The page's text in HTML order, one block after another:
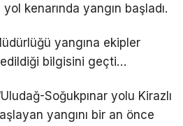
kenarında yangın başladı.
yangına ekipler
bilgisini geçti…
Soğukpınar yolu Kirazlı
yangını bir an önce